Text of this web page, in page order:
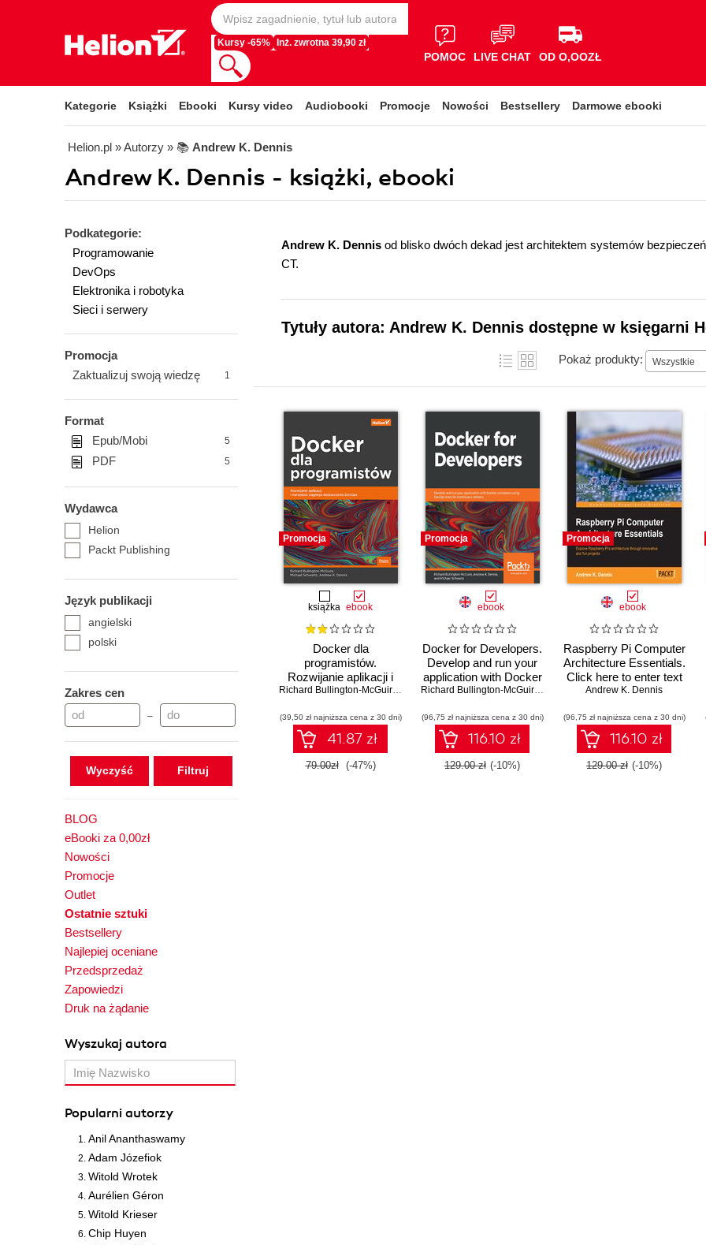
Kursy -65% Inż. zwrotna 39,90 zł
POMOC LIVE CHAT OD O,OOZŁ
Kategorie Książki Ebooki Kursy video Audiobooki Promocje Nowości Bestsellery Darmowe ebooki
Helion.pl » Autorzy » 📚 Andrew K. Dennis
Andrew K. Dennis - książki, ebooki
Podkategorie:
Programowanie
DevOps
Elektronika i robotyka
Sieci i serwery
Promocja
Zaktualizuj swoją wiedzę
1
Format
Epub/Mobi
5
PDF 5
Wydawca
Helion
Packt Publishing
Język publikacji
angielski
polski
Zakres cen
–
Wyczyść
BLOG
eBooki za 0,00zł
Nowości
Promocje
Outlet
Ostatnie sztuki
Bestsellery
Najlepiej oceniane
Przedsprzedaż
Zapowiedzi
Druk na żądanie
Wyszukaj autora
Popularni autorzy
Anil Ananthaswamy
Adam Józefiok
Witold Wrotek
Aurélien Géron
Witold Krieser
Chip Huyen
Andrew K. Dennis od blisko dwóch dekad jest architektem systemów
CT.
Tytuły autora: Andrew K. Dennis dostępne w księgarni
Pokaż produkty: Wszystkie
Promocja
książka ebook
Docker dla
programistów.
Rozwijanie aplikacji i
narzędzia ciągłego Richard Bullington-McGuire, Michael Schwartz,Andrew K. Dennis
(39,50 zł najniższa cena z 30 dni)
41.87 zł
79.00zł (-47%)
Promocja
ebook
Docker for Developers.
Develop and run your
application with Docker
containers using
continuous delivery
Richard Bullington-McGuire, Andrew K. Dennis ,Michael Schwartz
(96,75 zł najniższa cena z 30 dni)
116.10 zł
129.00 zł (-10%)
Promocja
ebook
Raspberry Pi Computer
Architecture Essentials.
Click here to enter text
Andrew K. Dennis
(96,75 zł najniższa cena z 30 dni)
116.10 zł
129.00 zł (-10%)